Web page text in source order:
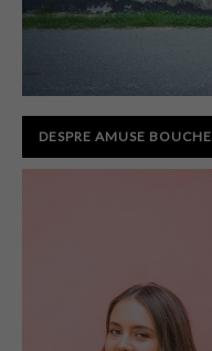
DESPRE AMUSE BOUCHE